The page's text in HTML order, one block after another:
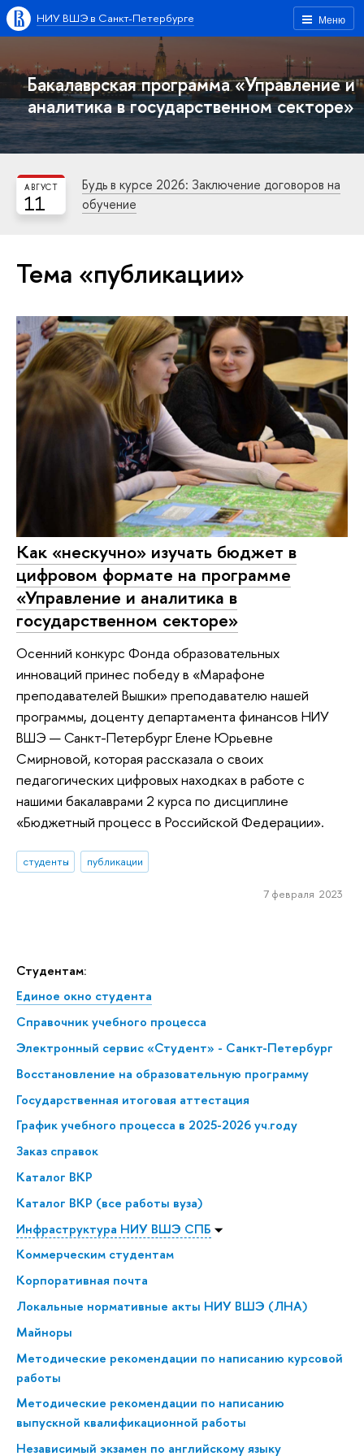
Меню
НИУ ВШЭ в Санкт-Петербурге
Бакалаврская программа «Управление и
аналитика в государственном секторе»
11
АВГУСТ
Будь в курсе 2026: Заключение договоров на
обучение
Студентам:
Единое окно студента
Справочник учебного процесса
Электронный сервис «Студент» - Санкт-Петербург
Восстановление на образовательную программу
Государственная итоговая аттестация
График учебного процесса в 2025-2026 уч.году
Заказ справок
Каталог ВКР
Каталог ВКР (все работы вуза)
Инфраструктура НИУ ВШЭ СПБ
Коммерческим студентам
Корпоративная почта
Локальные нормативные акты НИУ ВШЭ (ЛНА)
Майноры
Методические рекомендации по написанию курсовой
работы
Методические рекомендации по написанию
выпускной квалификационной работы
Независимый экзамен по английскому языку
Тема «публикации»
Как «нескучно» изучать бюджет в
цифровом формате на программе
«Управление и аналитика в
государственном секторе»
Осенний конкурс Фонда образовательных
инноваций принес победу в «Марафоне
преподавателей Вышки» преподавателю нашей
программы, доценту департамента финансов НИУ
ВШЭ — Санкт-Петербург Елене Юрьевне
Смирновой, которая рассказала о своих
педагогических цифровых находках в работе с
нашими бакалаврами 2 курса по дисциплине
«Бюджетный процесс в Российской Федерации».
студенты публикации
7 февраля 2023